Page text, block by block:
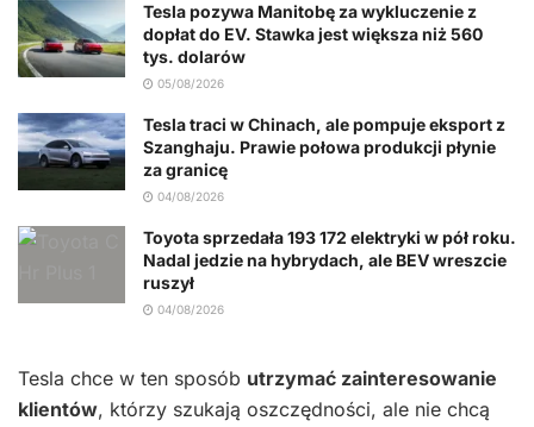
Tesla pozywa Manitobę za wykluczenie z
dopłat do EV. Stawka jest większa niż 560
tys. dolarów
05/08/2026
Tesla traci w Chinach, ale pompuje eksport z
Szanghaju. Prawie połowa produkcji płynie
za granicę
04/08/2026
Toyota sprzedała 193 172 elektryki w pół roku.
Nadal jedzie na hybrydach, ale BEV wreszcie
ruszył
04/08/2026
Tesla chce w ten sposób utrzymać zainteresowanie
klientów, którzy szukają oszczędności, ale nie chcą